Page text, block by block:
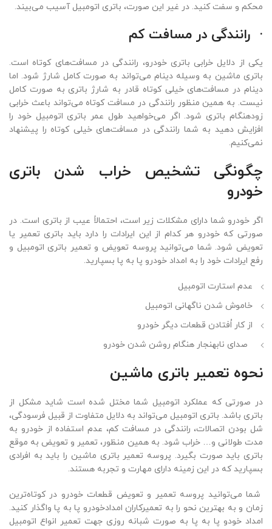
محکم و سفت کنید. در غیر این صورت، باتری اتومبیل آسیب می‌بیند.
· رانندگی در مسافت کم
یکی از دلایل خرابی باتری خودرو، رانندگی در مسافت‌های کوتاه است.
باتری ماشین به وسیله دینام می‌تواند به صورت کامل شارژ شود. اما
دینام در مسافت‌های خیلی کوتاه قادر به شارژ باتری به صورت کامل
نیست. به همین منظور رانندگی در مسافت کوتاه می‌تواند باعث خرابی
زودهنگام باتری شود. اگر می‌خواهید طول عمر باتری اتومبیل خود را
افزایش دهید به شما رانندگی در مسافت‌های خیلی کوتاه را پیشنهاد
نمی‌کنیم.
چگونگی تشخیص خراب شدن باتری
خودرو
اگر خودرو شما دارای مشکلات زیر است، احتمالاً عیب از باتری است. در
صورتی که خودرو هر کدام از این ایرادات را دارد باید باتری تعمیر یا
تعویض شود. شما می‌توانید پروسه تعویض و تعمیر باتری اتومبیل و
رفع ایرادات خود را به امداد خودرو پا به پا بسپارید.
عدم استارت اتومبیل
خاموش شدن ناگهانی اتومبیل
از کار اُفتادن قطعات دیگر خودرو
صدای نابهنجار هنگام روشن شدن خودرو
نحوه تعمیر باتری ماشین
در صورتی که عملکرد اتومبیل شما مختل شده است شاید مشکل از
باتری باشد. باتری اتومبیل می‌تواند به دلایل متفاوت از قبیل فرسودگی،
شل بودن اتصالات، رانندگی در مسافت کم، عدم استفاده از خودرو به
مدت طولانی و… خراب شود. به همین منظور، تعمیر و تعویض به موقع
باتری باید صورت بگیرد. پروسه تعمیر باتری ماشین را باید به افرادی
بسپارید که در این زمینه دارای مهارت و تجربه هستند.
شما می‌توانید پروسه تعمیر و تعویض قطعات خودرو در کوتاه‌ترین
زمان و به بهترین نحو را به تعمیرکاران امدادخودرو پا به پا واگذار کنید.
امداد خودو پا به پا به صورت شبانه روزی جهت تعمیر انواع اتومبیل